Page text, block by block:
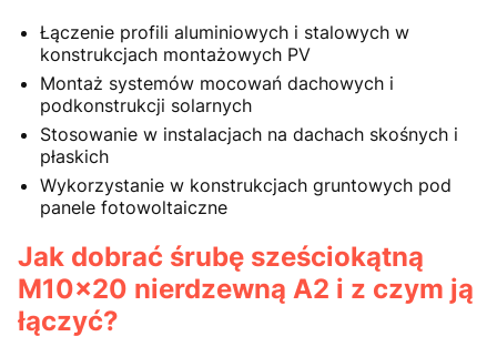
Łączenie profili aluminiowych i stalowych w
konstrukcjach montażowych PV
Montaż systemów mocowań dachowych i
podkonstrukcji solarnych
Stosowanie w instalacjach na dachach skośnych i
płaskich
Wykorzystanie w konstrukcjach gruntowych pod
panele fotowoltaiczne
Jak dobrać śrubę sześciokątną
M10x20 nierdzewną A2 i z czym ją
łączyć?